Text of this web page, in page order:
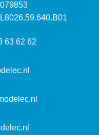
63 62 62